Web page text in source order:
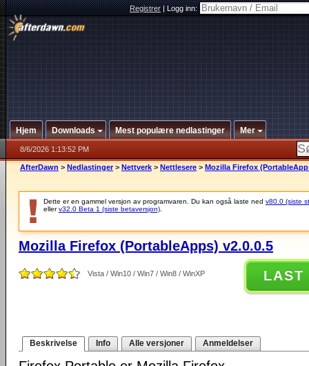
Registrer|Logg inn:
Hjem Downloads Mest populære nedlastinger Mer
8/6/2026 1:13:52 PM
AfterDawn > Nedlastinger > Nettverk > Nettlesere > Mozilla Firefox
Dette er en gammel versjon av programvaren. Du kan også laste ned v80.0 (siste
ellerv32.0 Beta 1 (siste betaversjon)
Mozilla Firefox (PortableApps) v2.0.0.5
Vista / Win10 / Win7 / Win8 / WinXP LAST
Beskrivelse Info Alle versjoner Anmeldelser